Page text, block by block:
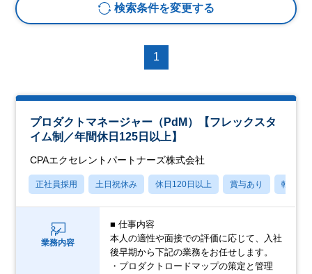
検索条件を変更する
1
プロダクトマネージャー（PdM）【フレックスタ
イム制／年間休日125日以上】
CPAエクセレントパートナーズ株式会社
正社員採用 土日祝休み 休日120日以上 賞与あり 転勤な
業務内容
■ 仕事内容
本人の適性や面接での評価に応じて、入社
後早期から下記の業務をお任せします。
・プロダクトロードマップの策定と管理